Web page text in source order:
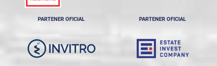
PARTENER OFICIAL PARTENER OFICIAL